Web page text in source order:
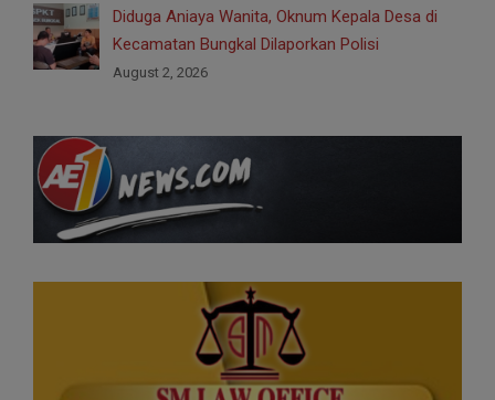
Diduga Aniaya Wanita, Oknum Kepala Desa di
Kecamatan Bungkal Dilaporkan Polisi
August 2, 2026